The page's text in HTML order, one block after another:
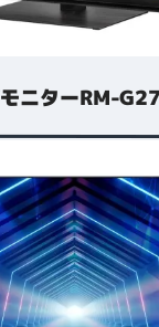
モニターRM-